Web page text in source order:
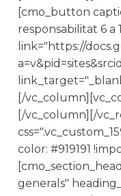
[cmo_button
responsabilitat 6 a
link="https://
[/
[/vc_column][/
color: #919191
generals"